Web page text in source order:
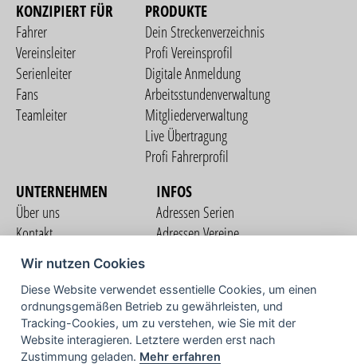
KONZIPIERT FÜR
Fahrer
Vereinsleiter
Serienleiter
Fans
Teamleiter
PRODUKTE
Dein Streckenverzeichnis
Profi Vereinsprofil
Digitale Anmeldung
Arbeitsstundenverwaltung
Mitgliederverwaltung
Live Übertragung
Profi Fahrerprofil
UNTERNEHMEN
Über uns
Kontakt
Nutzungsbedingungen
Datenschutzerklärung
Impressum
INFOS
Adressen Serien
Adressen Vereine
COMMUNITY
Wir nutzen Cookies
Diese Website verwendet essentielle Cookies, um einen
ordnungsgemäßen Betrieb zu gewährleisten, und
Tracking-Cookies, um zu verstehen, wie Sie mit der
Website interagieren. Letztere werden erst nach
Zustimmung geladen. Mehr erfahren